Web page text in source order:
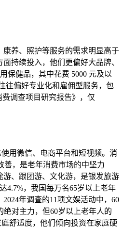
养、照护等服务的需求明显高于
持续投入，他们更偏好大品牌、
保健品，其中花费 5000 元及以
往偏好专业化和雇佣型服务，包
调查项目研究报告》，仅
用微信、电商平台和短视频。消
善，是老年消费市场的中坚力
、跟团游、文化游，是银发旅游
4.7%，我国每万名65岁以上老年
年调查的11项文娱活动中，60
对主力，但60岁以上老年人的
舒适度，他们倾向投资在家庭硬